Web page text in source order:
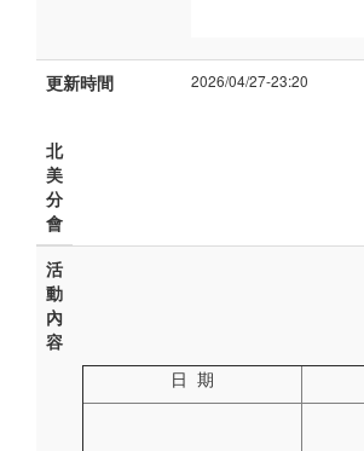
更新時間 2026/04/27-23:20
北
美
分
會
活
動
內
容
日 期